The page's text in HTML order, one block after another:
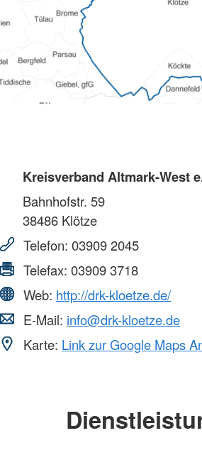
Kreisverband Altmark-West
Bahnhofstr. 59
38486 Klötze
Telefon: 03909 2045
Telefax: 03909 3718
Web: http://drk-kloetze.de/
E-Mail: info@drk-kloetze.de
Karte: Link zur Google Maps